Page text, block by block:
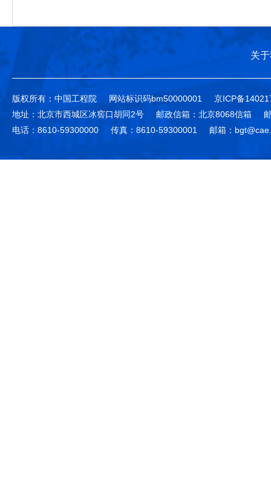
关
版权所有：中国工程院 网站标识码bm50000001
京ICP备
地址：北京市西城区冰窖口胡同2号
邮政信箱：北京8068信箱
电话：8610-59300000
传真：8610-59300001 邮箱：